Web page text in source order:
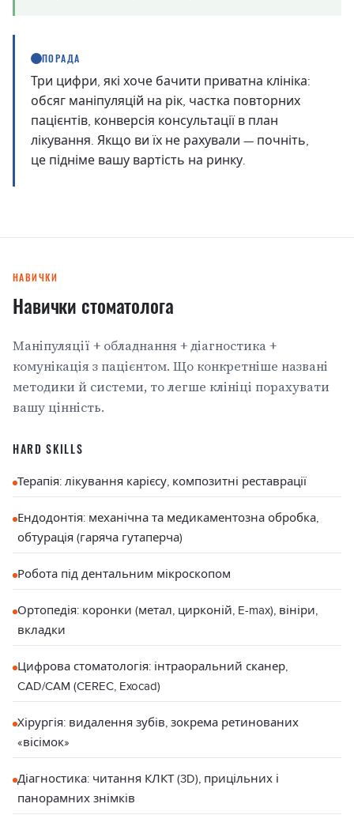
ПОРАДА
Три цифри, які хоче бачити приватна клініка:
обсяг маніпуляцій на рік, частка повторних
пацієнтів, конверсія консультації в план
лікування. Якщо ви їх не рахували — почніть,
це підніме вашу вартість на ринку.
НАВИЧКИ
Навички стоматолога
Маніпуляції + обладнання + діагностика +
комунікація з пацієнтом. Що конкретніше названі
методики й системи, то легше клініці порахувати
вашу цінність.
HARD SKILLS
Терапія: лікування карієсу, композитні реставрації
Ендодонтія: механічна та медикаментозна обробка,
обтурація (гаряча гутаперча)
Робота під дентальним мікроскопом
Ортопедія: коронки (метал, цирконій, E-max), вініри,
вкладки
Цифрова стоматологія: інтраоральний сканер,
CAD/CAM (CEREC, Exocad)
Хірургія: видалення зубів, зокрема ретинованих
«вісімок»
Діагностика: читання КЛКТ (3D), прицільних і
панорамних знімків